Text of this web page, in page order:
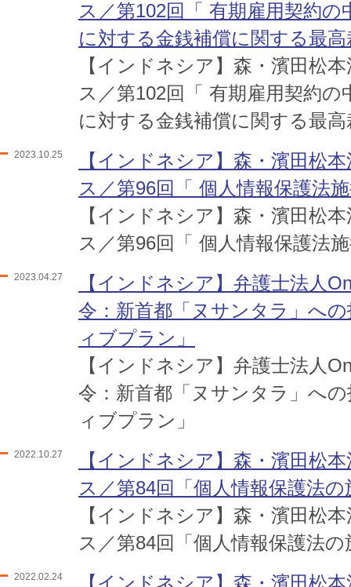
ス／第102回「 有期雇用契約
に対する金銭補償に関する最高
【インドネシア】森・濱田松
ス／第102回「 有期雇用契約
に対する金銭補償に関する最高
2023.10.25
【インドネシア】森・濱田松
ス／第96回「 個人情報保護法
【インドネシア】森・濱田松
ス／第96回「 個人情報保護法
2023.04.27
【インドネシア】弁護士法人
令：新首都「ヌサンタラ」へ
ィブプラン」
【インドネシア】弁護士法人
令：新首都「ヌサンタラ」へ
ィブプラン」
2022.10.27
【インドネシア】森・濱田松
ス／第84回「個人情報保護法の
【インドネシア】森・濱田松
ス／第84回「個人情報保護法の
2022.02.24